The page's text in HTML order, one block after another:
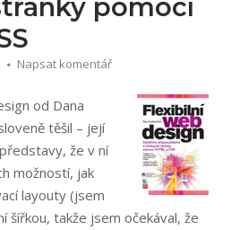
pomocí
Napsat komentář
od Dana
těšil – její
že v ní
možností, jak
layouty (jsem
šířkou, takže jsem očekával, že